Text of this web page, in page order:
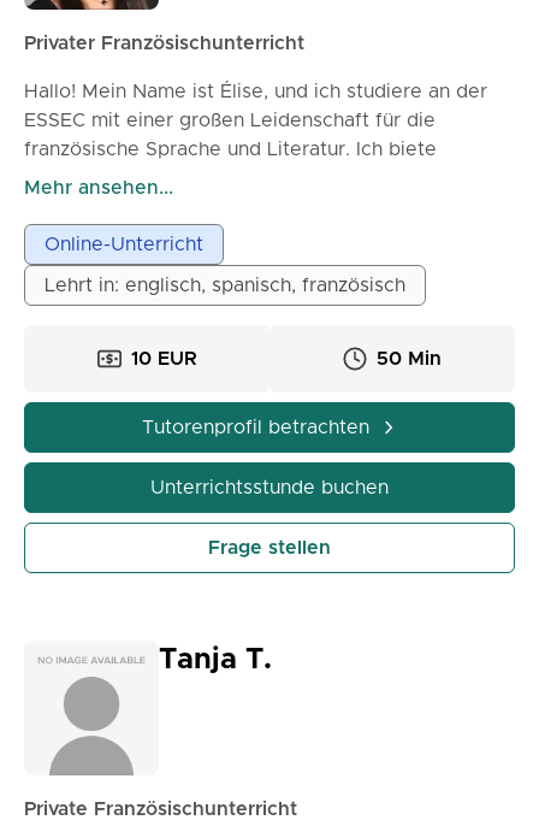
Privater Französischunterricht
Hallo! Mein Name ist Élise, und ich studiere an der
ESSEC mit einer großen Leidenschaft für die
französische Sprache und Literatur. Ich biete
Unterricht für alle Niveaus an, insbesondere für
vorbereiten. Mein Unterricht ist klar und interaktiv
strukturiert und konzentriert sich auf
Textverständnis, praktische Übungen, Schreiben und
jedes Schülers an. Durch meinen Unterricht werden
erweitern, Selbstvertrauen im Sprechen gewinnen
und gut auf Prüfungen vorbereitet sein.
Mehr ansehen...
Online-Unterricht
Lehrt in: englisch, spanisch, französisch
10 EUR 50 Min
Tutorenprofil betrachten
Unterrichtsstunde buchen
Frage stellen
Tanja T.
Private Französischunterricht